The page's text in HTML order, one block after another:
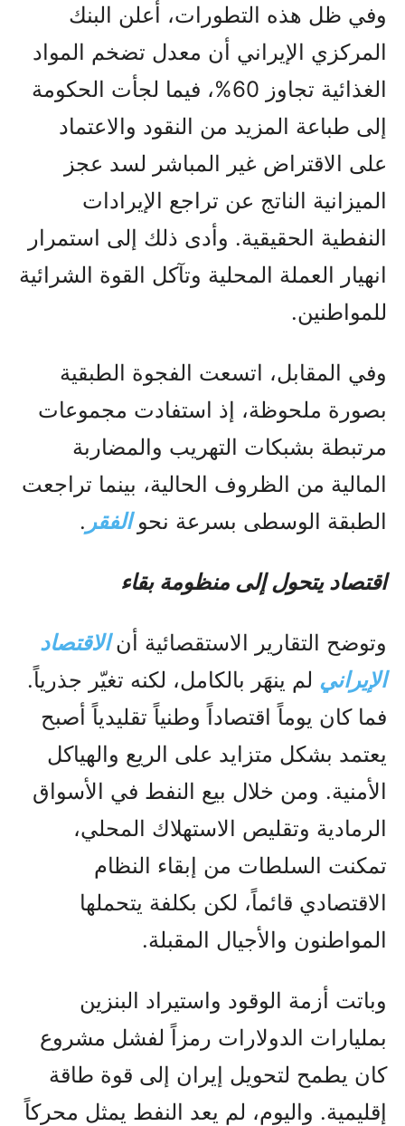
وفي ظل هذه التطورات، أعلن البنك
المركزي الإيراني أن معدل تضخم المواد
الغذائية تجاوز 60%، فيما لجأت الحكومة
إلى طباعة المزيد من النقود والاعتماد
على الاقتراض غير المباشر لسد عجز
الميزانية الناتج عن تراجع الإيرادات
النفطية الحقيقية. وأدى ذلك إلى استمرار
انهيار العملة المحلية وتآكل القوة الشرائية
للمواطنين.
وفي المقابل، اتسعت الفجوة الطبقية
بصورة ملحوظة، إذ استفادت مجموعات
مرتبطة بشبكات التهريب والمضاربة
المالية من الظروف الحالية، بينما تراجعت
الطبقة الوسطى بسرعة نحوالفقر .
اقتصاد يتحول إلى منظومة بقاء
وتوضح التقارير الاستقصائية أنالاقتصاد
الإيراني لم ينهَر بالكامل، لكنه تغيّر جذرياً.
فما كان يوماً اقتصاداً وطنياً تقليدياً أصبح
يعتمد بشكل متزايد على الريع والهياكل
الأمنية. ومن خلال بيع النفط في الأسواق
الرمادية وتقليص الاستهلاك المحلي،
تمكنت السلطات من إبقاء النظام
الاقتصادي قائماً، لكن بكلفة يتحملها
المواطنون والأجيال المقبلة.
وباتت أزمة الوقود واستيراد البنزين
بمليارات الدولارات رمزاً لفشل مشروع
كان يطمح لتحويل إيران إلى قوة طاقة
إقليمية. واليوم، لم يعد النفط يمثل محركاً